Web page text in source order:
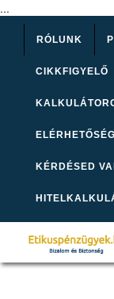
...
RÓLUNK
CIKKFIGYELŐ
KÉRDÉSED